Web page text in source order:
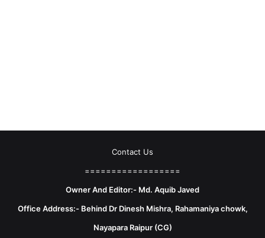
Contact Us
==================
Owner And Editor:- Md. Aquib Javed
Office Address:- Behind Dr Dinesh Mishra, Rahamaniya chowk,
Nayapara Raipur (CG)